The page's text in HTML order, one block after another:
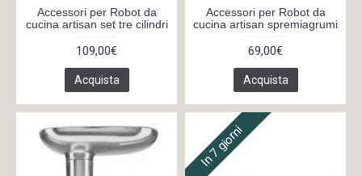
Accessori per Robot da
cucina artisan set tre cilindri
109,00€
Acquista
Accessori per Robot da
cucina artisan spremiagrumi
69,00€
Acquista
In 7 giorni